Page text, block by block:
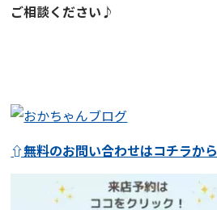
ご相談ください♪
⇧無料のお問い合わせはコチラから